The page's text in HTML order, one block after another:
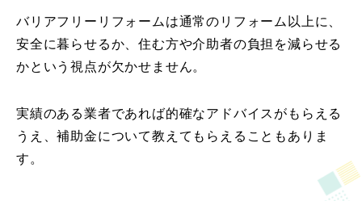
バリアフリーリフォームは通常のリフォーム以上に、
安全に暮らせるか、住む方や介助者の負担を減らせる
かという視点が欠かせません。
実績のある業者であれば的確なアドバイスがもらえる
うえ、補助金について教えてもらえることもありま
す。